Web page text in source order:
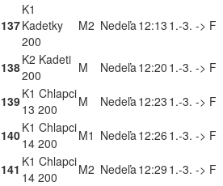
137
K1
Kadetky
200
M2 Nedeľa12:13 1.-3. -> F
138K2 Kadeti
200
M Nedeľa12:20 1.-3. -> F
139K1 Chlapci
13 200
M Nedeľa12:23 1.-3. -> F
140K1 Chlapci
14 200
M1 Nedeľa12:26 1.-3. -> F
141 K1 Chlapci
14 200
M2 Nedeľa12:29 1.-3. -> F